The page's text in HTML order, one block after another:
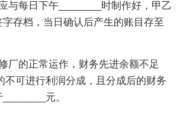
与每日下午________时制作好，甲乙
存档，当日确认后产生的账目存至
厂的正常运作，财务先进余额不足
不可进行利润分成，且分成后的财务
元。